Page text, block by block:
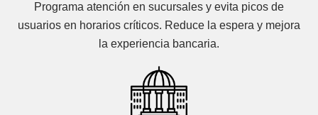
Programa atención en sucursales y evita picos de
usuarios en horarios críticos. Reduce la espera y mejora
la experiencia bancaria.